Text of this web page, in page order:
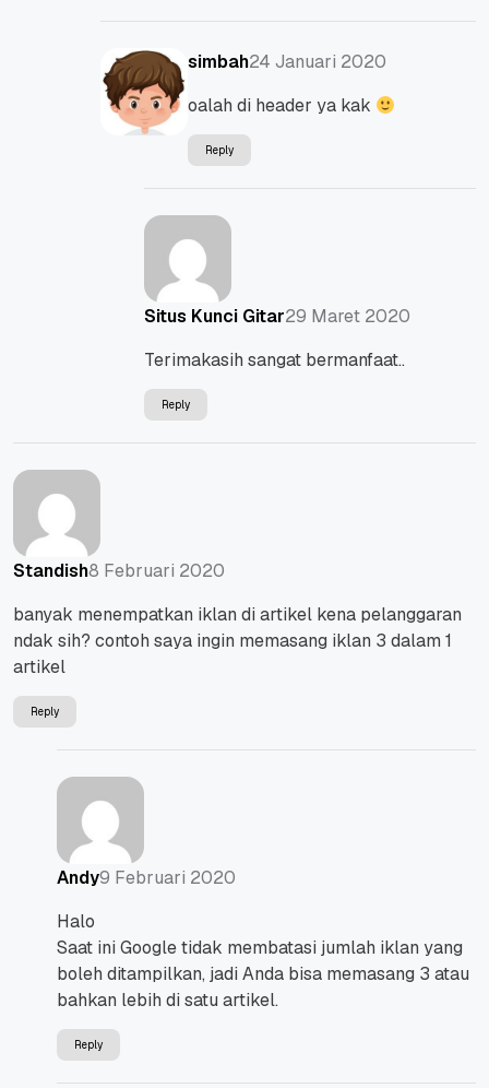
simbah24 Januari 2020
oalah di header ya kak
Reply
Situs Kunci Gitar29 Maret 2020
Terimakasih sangat bermanfaat..
Reply
Standish8 Februari 2020
banyak menempatkan iklan di artikel kena pelanggaran
ndak sih? contoh saya ingin memasang iklan 3 dalam 1
artikel
Reply
Andy9 Februari 2020
Halo
Saat ini Google tidak membatasi jumlah iklan yang
boleh ditampilkan, jadi Anda bisa memasang 3 atau
bahkan lebih di satu artikel.
Reply